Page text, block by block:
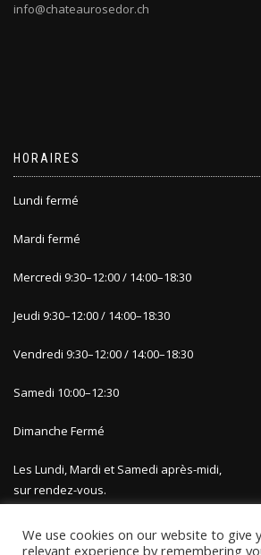
info@chateaurosedor.ch
HORAIRES
Lundi fermé
Mardi fermé
Mercredi 9:30–12:00 / 14:00–18:30
Jeudi 9:30–12:00 / 14:00–18:30
Vendredi 9:30–12:00 / 14:00–18:30
Samedi 10:00–12:30
Dimanche Fermé
Les Lundi, Mardi et Samedi après-midi,
sur rendez-vous.
We use cookies on our website to give
relevant experience by remembering